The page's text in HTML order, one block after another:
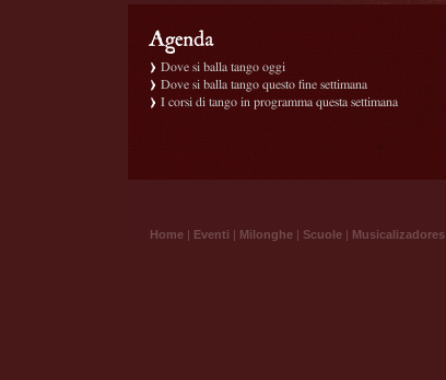
Dove si balla tango oggi
Dove si balla tango questo fine settimana
I corsi di tango in programma questa settimana
Home | Eventi | Milonghe | Scuole | Musicalizadores